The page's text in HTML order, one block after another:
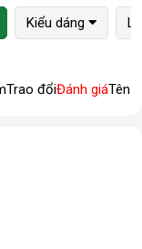
Kiểu dáng
Trao đổiĐánh giáTên